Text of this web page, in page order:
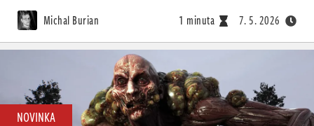
Michal Burian 1 minuta 7. 5. 2026
NOVINKA